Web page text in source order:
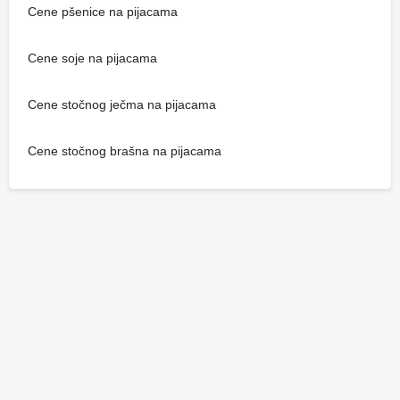
Cene pšenice na pijacama
Cene soje na pijacama
Cene stočnog ječma na pijacama
Cene stočnog brašna na pijacama